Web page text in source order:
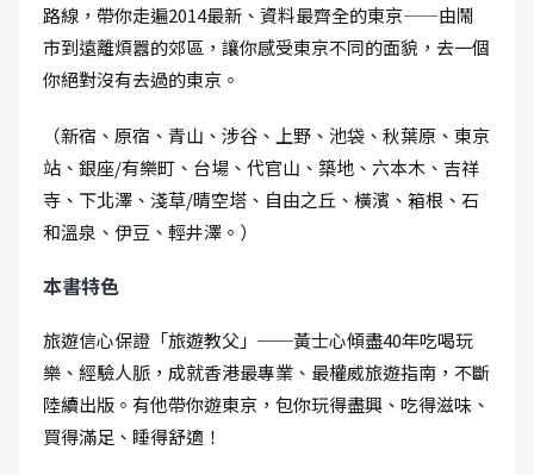
路線，帶你走遍2014最新、資料最齊全的東京——由鬧
市到遠離煩囂的郊區，讓你感受東京不同的面貌，去一個
你絕對沒有去過的東京。
（新宿、原宿、青山、涉谷、上野、池袋、秋葉原、東京
站、銀座/有樂町、台場、代官山、築地、六本木、吉祥
寺、下北澤、淺草/晴空塔、自由之丘、橫濱、箱根、石
和溫泉、伊豆、輕井澤。）
本書特色
旅遊信心保證「旅遊教父」──黃士心傾盡40年吃喝玩
樂、經驗人脈，成就香港最專業、最權威旅遊指南，不斷
陸續出版。有他帶你遊東京，包你玩得盡興、吃得滋味、
買得滿足、睡得舒適！